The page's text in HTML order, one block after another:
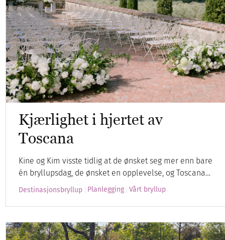
Kjærlighet i hjertet av
Toscana
Kine og Kim visste tidlig at de ønsket seg mer enn bare
én bryllupsdag, de ønsket en opplevelse, og Toscana…
Destinasjonsbryllup Planlegging Vårt bryllup